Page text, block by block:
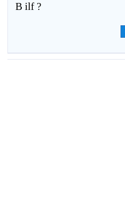
B ilf ?